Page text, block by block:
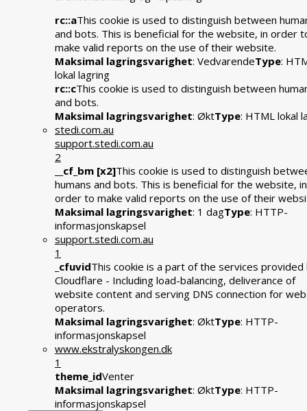
rc::aThis cookie is used to distinguish between
and bots. This is beneficial for the website, in order
make valid reports on the use of their website.
Maksimal lagringsvarighet: VedvarendeType:
lokal lagring
rc::cThis cookie is used to distinguish between
and bots.
Maksimal lagringsvarighet: ØktType: HTML lokal
stedi.com.au
support.stedi.com.au
2
__cf_bm [x2]This cookie is used to distinguish
humans and bots. This is beneficial for the website, in
order to make valid reports on the use of their
Maksimal lagringsvarighet: 1 dagType: HTTP-
informasjonskapsel
support.stedi.com.au
1
_cfuvidThis cookie is a part of the services provided
Cloudflare - Including load-balancing, deliverance of
website content and serving DNS connection for
operators.
Maksimal lagringsvarighet: ØktType: HTTP-
informasjonskapsel
www.ekstralyskongen.dk
1
theme_idVenter
Maksimal lagringsvarighet: ØktType: HTTP-
informasjonskapsel